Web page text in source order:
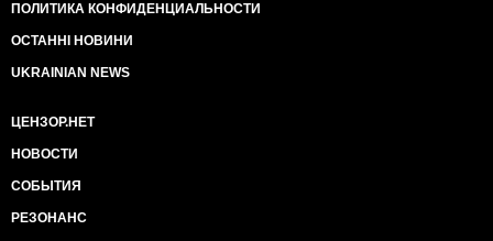
ПОЛИТИКА КОНФИДЕНЦИАЛЬНОСТИ
ОСТАННІ НОВИНИ
UKRAINIAN NEWS
ЦЕНЗОР.НЕТ
НОВОСТИ
СОБЫТИЯ
РЕЗОНАНС